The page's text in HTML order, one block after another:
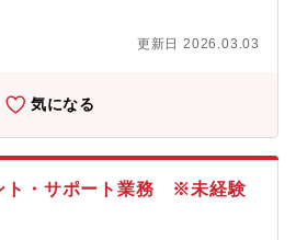
」 製品の耐久性・機能美・信頼性で
提供する【ホクエイの強み】・思いを
海道で生まれ育ったホクエイは、厳し
の高さでお客様から高い信頼を得てい
グループの一員として、働きやすい職
います。 エア・ウォーターグループ
エア・ウォーターグループの団体保険
更新日 2026.03.03
気になる
ト・サポート業務 ※未経験